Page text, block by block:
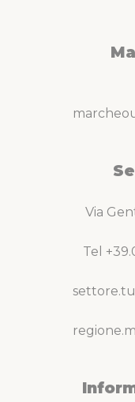
Via
Tel